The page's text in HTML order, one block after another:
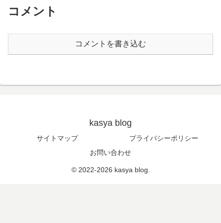
コメント
コメントを書き込む
kasya blog
サイトマップ
プライバシーポリシー
お問い合わせ
© 2022-2026 kasya blog.